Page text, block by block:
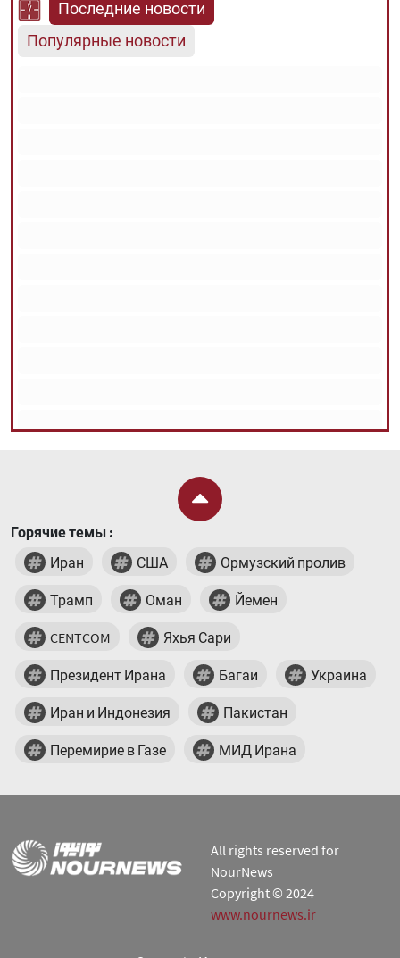
Последние новости
Популярные новости
Горячие темы :
Иран
США Ормузский пролив
Трамп Оман Йемен
CENTCOM Яхья Сари
Президент Ирана Багаи Украина
Иран и Индонезия Пакистан
Перемирие в Газе МИД Ирана
All rights reserved for
NourNews
Copyright © 2024
www.nournews.ir